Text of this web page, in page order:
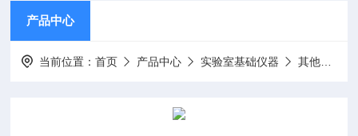
产品中心
当前位置：首页 产品中心 实验室基础仪器 其他实验室仪器及配件耗材